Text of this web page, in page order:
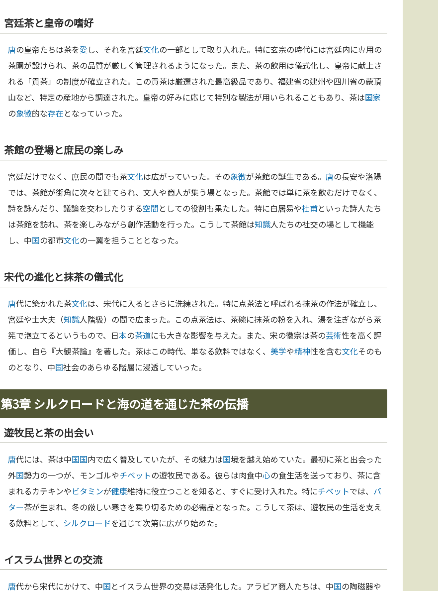
宮廷茶と皇帝の嗜好
唐の皇帝たちは茶を愛し、それを宮廷文化の一部として取り入れた。特に玄宗の時代には宮廷内に専用の
茶園が設けられ、茶の品質が厳しく管理されるようになった。また、茶の飲用は儀式化し、皇帝に献上さ
れる「貢茶」の制度が確立された。この貢茶は厳選された最高級品であり、福建省の建州や四川省の蒙頂
山など、特定の産地から調達された。皇帝の好みに応じて特別な製法が用いられることもあり、茶は国家
の象徴的な存在となっていった。
茶館の登場と庶民の楽しみ
宮廷だけでなく、庶民の間でも茶文化は広がっていった。その象徴が茶館の誕生である。 唐の長安や洛陽
では、茶館が街角に次々と建てられ、文人や商人が集う場となった。茶館では単に茶を飲むだけでなく、
詩を詠んだり、議論を交わしたりする空間としての役割も果たした。特に白居易や杜甫といった詩人たち
は茶館を訪れ、茶を楽しみながら創作活動を行った。こうして茶館は知識人たちの社交の場として機能
し、中国の都市文化の一翼を担うこととなった。
宋代の進化と抹茶の儀式化
唐代に築かれた茶文化は、宋代に入るとさらに洗練された。特に点茶法と呼ばれる抹茶の作法が確立し、
宮廷や士大夫（知識人階級）の間で広まった。この点茶法は、茶碗に抹茶の粉を入れ、湯を注ぎながら茶
筅で泡立てるというもので、日本の茶道にも大きな影響を与えた。また、宋の徽宗は茶の芸術性を高く評
価し、自ら『大観茶論』を著した。茶はこの時代、単なる飲料ではなく、 美学や精神性を含む文化そのも
のとなり、中国社会のあらゆる階層に浸透していった。
第3章 シルクロードと海の道を通じた茶の伝播
遊牧民と茶の出会い
唐代には、茶は中国国内で広く普及していたが、その魅力は国境を越え始めていた。最初に茶と出会った
外国勢力の一つが、モンゴルやチベットの遊牧民である。彼らは肉食中心の食生活を送っており、茶に含
まれるカテキンや ビタミンが健康維持に役立つことを知ると、すぐに受け入れた。特にチベットでは、 バ
ター茶が生まれ、冬の厳しい寒さを乗り切るための必需品となった。こうして茶は、遊牧民の生活を支え
る飲料として、 シルクロードを通じて次第に広がり始めた。
イスラム世界との交流
唐代から宋代にかけて、中国とイスラム世界の交易は活発化した。アラビア商人たちは、中国の陶磁器や